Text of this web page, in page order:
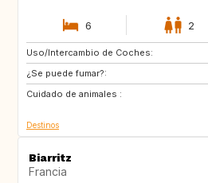
6 2
Uso/Intercambio de Coches:
¿Se puede fumar?:
Cuidado de animales :
GB
Destinos
Biarritz
Francia